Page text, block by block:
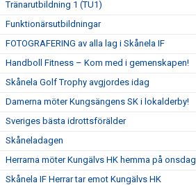
Tränarutbildning 1 (TU1)
Funktionärsutbildningar
FOTOGRAFERING av alla lag i Skånela IF
Handboll Fitness – Kom med i gemenskapen!
Skånela Golf Trophy avgjordes idag
Damerna möter Kungsängens SK i lokalderby!
Sveriges bästa idrottsförälder
Skåneladagen
Herrarna möter Kungälvs HK hemma på onsdag
Skånela IF Herrar tar emot Kungälvs HK